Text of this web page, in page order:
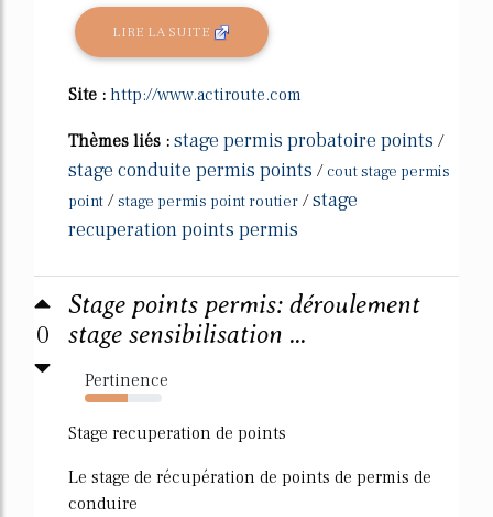
LIRE LA SUITE
Site : http://www.actiroute.com
Thèmes liés : stage permis probatoire points /
stage conduite permis points / cout stage permis
point /stage permis point routier /stage
recuperation points permis
0
Stage points permis: déroulement
stage sensibilisation ...
Pertinence
55%
Stage recuperation de points
Le stage de récupération de points de permis de
conduire